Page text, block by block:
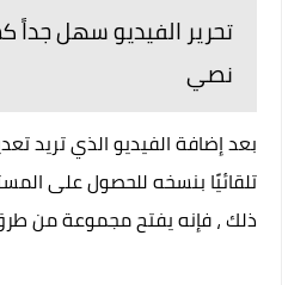
تحرير الفيديو سهل جداً
نصي
بعد إضافة الفيديو الذي تريد
تلقائيًا بنسخه للحصول على
ذلك ، فإنه يفتح مجموعة من